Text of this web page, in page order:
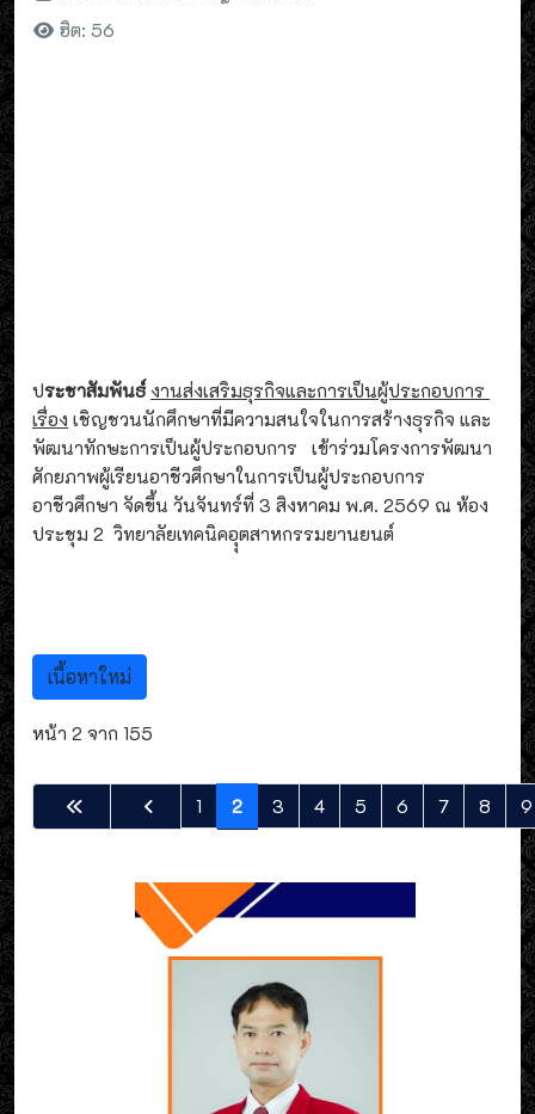
ฮิต: 56
ประชาสัมพันธ์ งานส่งเสริมธุรกิจและการเป็นผู้ประกอบการ
เรื่อง เชิญชวนนักศึกษาที่มีความสนใจในการสร้างธุรกิจ และ
พัฒนาทักษะการเป็นผู้ประกอบการ เข้าร่วมโครงการพัฒนา
ศักยภาพผู้เรียนอาชีวศึกษาในการเป็นผู้ประกอบการ
อาชีวศึกษา จัดขึ้น วันจันทร์ที่ 3 สิงหาคม พ.ศ. 2569 ณ ห้อง
ประชุม 2 วิทยาลัยเทคนิคอุุตสาหกรรมยานยนต์
เนื้อหาใหม่
หน้า 2 จาก 155
1 2 3 4 5 6 7 8 9